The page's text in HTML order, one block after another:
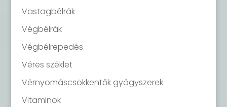
Vastagbélrák
Végbélrák
Végbélrepedés
Véres széklet
Vérnyomáscsökkentők gyógyszerek
Vitaminok